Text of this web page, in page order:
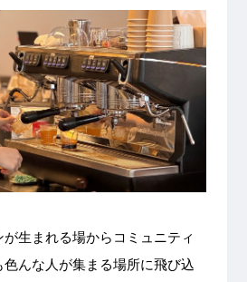
生まれる場からコミュニティ
んな人が集まる場所に飛び込